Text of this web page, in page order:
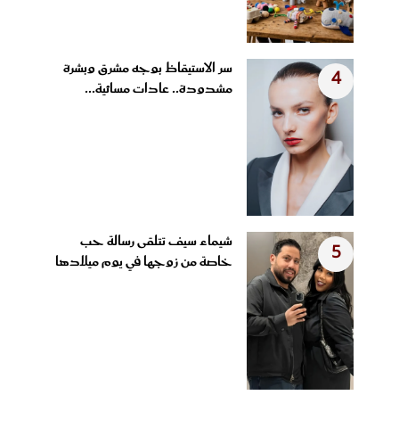
4
سر الاستيقاظ بوجه مشرق وبشرة
مشدودة.. عادات مسائية...
5
شيماء سيف تتلقى رسالة حب
خاصة من زوجها في يوم ميلادها